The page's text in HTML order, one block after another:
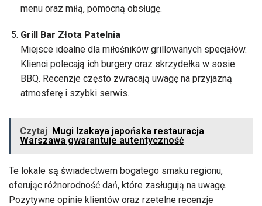
menu oraz miłą, pomocną obsługę.
Grill Bar Złota Patelnia
Miejsce idealne dla miłośników grillowanych specjałów.
Klienci polecają ich burgery oraz skrzydełka w sosie
BBQ. Recenzje często zwracają uwagę na przyjazną
atmosferę i szybki serwis.
Czytaj Mugi Izakaya japońska restauracja
Warszawa gwarantuje autentyczność
Te lokale są świadectwem bogatego smaku regionu,
oferując różnorodność dań, które zasługują na uwagę.
Pozytywne opinie klientów oraz rzetelne recenzje